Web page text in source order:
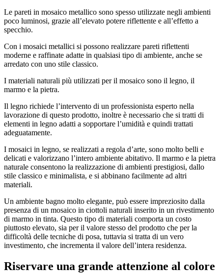
Le pareti in mosaico metallico sono spesso utilizzate negli ambienti
poco luminosi, grazie all’elevato potere riflettente e all’effetto a
specchio.
Con i mosaici metallici si possono realizzare pareti riflettenti
moderne e raffinate adatte in qualsiasi tipo di ambiente, anche se
arredato con uno stile classico.
I materiali naturali più utilizzati per il mosaico sono il legno, il
marmo e la pietra.
Il legno richiede l’intervento di un professionista esperto nella
lavorazione di questo prodotto, inoltre è necessario che si tratti di
elementi in legno adatti a sopportare l’umidità e quindi trattati
adeguatamente.
I mosaici in legno, se realizzati a regola d’arte, sono molto belli e
delicati e valorizzano l’intero ambiente abitativo. Il marmo e la pietra
naturale consentono la realizzazione di ambienti prestigiosi, dallo
stile classico e minimalista, e si abbinano facilmente ad altri
materiali.
Un ambiente bagno molto elegante, può essere impreziosito dalla
presenza di un mosaico in ciottoli naturali inserito in un rivestimento
di marmo in tinta. Questo tipo di materiali comporta un costo
piuttosto elevato, sia per il valore stesso del prodotto che per la
difficoltà delle tecniche di posa, tuttavia si tratta di un vero
investimento, che incrementa il valore dell’intera residenza.
Riservare una grande attenzione al colore